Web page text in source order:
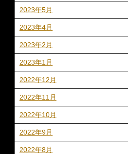
2023年5月
2023年4月
2023年2月
2023年1月
2022年12月
2022年11月
2022年10月
2022年9月
2022年8月